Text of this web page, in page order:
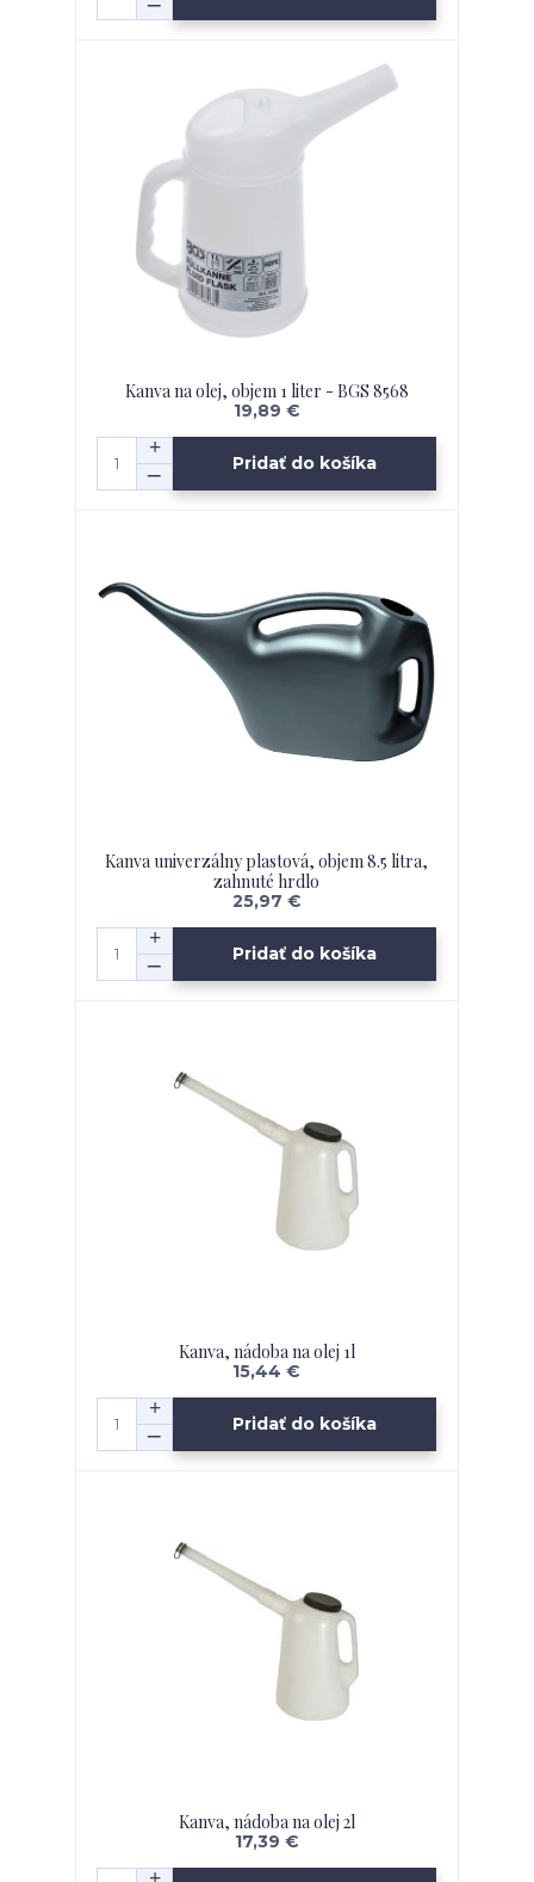
Kanva na olej, objem 1 liter - BGS 8568
19,89 €
Pridať do košíka
Kanva univerzálny plastová, objem 8.5 litra,
zahnuté hrdlo
25,97 €
Pridať do košíka
Kanva, nádoba na olej 1l
15,44 €
Pridať do košíka
Kanva, nádoba na olej 2l
17,39 €